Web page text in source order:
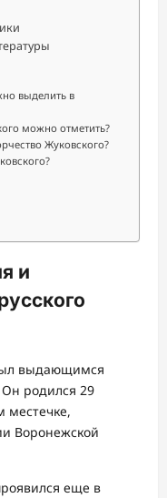
выделить в
можно отметить?
Жуковского?
и
выдающимся
родился 29
местечке,
Воронежской
еще в